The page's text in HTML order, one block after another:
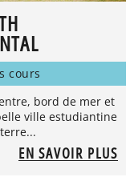
cours
bord de mer et
ville estudiantine
EN SAVOIR PLUS